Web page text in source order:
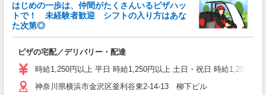
はじめの一歩は、仲間がたくさんいるピザハッ
トで！ 未経験者歓迎 シフトの入り方はあな
た次第◎
ピザの宅配／デリバリー・配達
時給1,250円以上 平日 時給1,250円以上 土日・祝日 時給1,250円
神奈川県横浜市金沢区釜利谷東2-14-13 柳下ビル